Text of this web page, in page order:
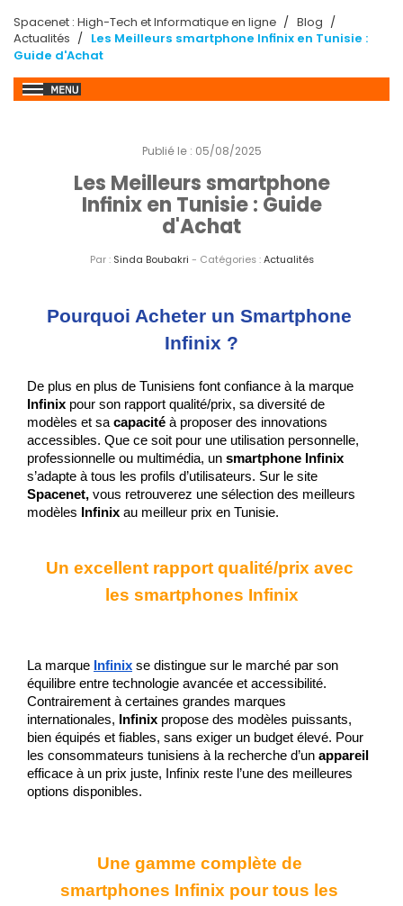
Spacenet : High-Tech et Informatique en ligne
Blog
Actualités
Les Meilleurs smartphone Infinix en Tunisie :
Guide d'Achat
Publié le : 05/08/2025
Les Meilleurs smartphone
Infinix en Tunisie : Guide
d'Achat
Par : Sinda Boubakri - Catégories :Actualités
Pourquoi Acheter un Smartphone
Infinix ?
Infinix pour son rapport qualité/prix, sa diversité de
modèles et sa capacité à proposer des innovations
accessibles. Que ce soit pour une utilisation personnelle,
professionnelle ou multimédia, un smartphone Infinix
Spacenet, vous retrouverez une sélection des meilleurs
modèles
Infinix au meilleur prix en Tunisie.
Un excellent rapport qualité/prix avec
les smartphones Infinix
La marque Infinix se distingue sur le marché par son
équilibre entre technologie avancée et accessibilité.
Contrairement à certaines grandes marques
internationales,
Infinix propose des modèles puissants,
bien équipés et fiables, sans exiger un budget élevé. Pour
les consommateurs tunisiens à la recherche d’un appareil
efficace à un prix juste, Infinix reste l’une des meilleures
options disponibles.
Une gamme complète de
smartphones Infinix pour tous les